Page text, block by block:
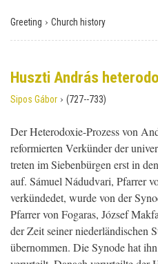
Greeting › Church history
Huszti András
Sipos Gábor › (727--733)
Der Heterodoxie-Prozess von
reformierten Verkünder der
treten im Siebenbürgen erst in
auf. Sámuel Nádudvari, Pfarrer
verkündedet, wurde von der
Pfarrer von Fogaras, József
der Zeit seiner niederländischen
übernommen. Die Synode hat